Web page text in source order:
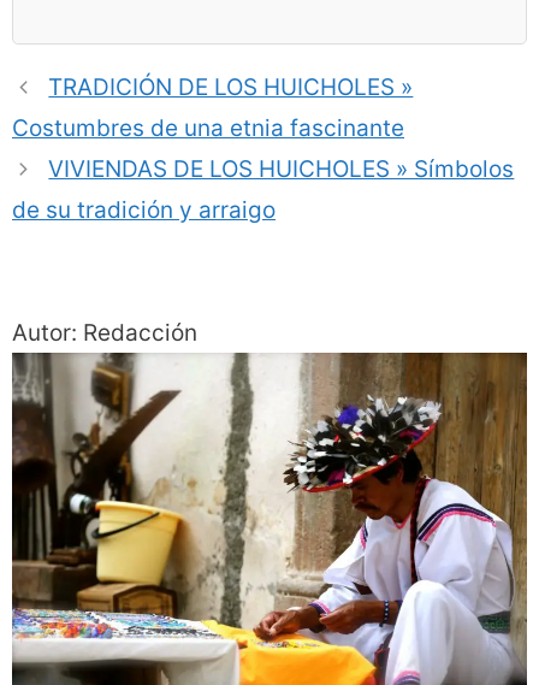
TRADICIÓN DE LOS HUICHOLES »
Costumbres de una etnia fascinante
VIVIENDAS DE LOS HUICHOLES » Símbolos
de su tradición y arraigo
Autor: Redacción